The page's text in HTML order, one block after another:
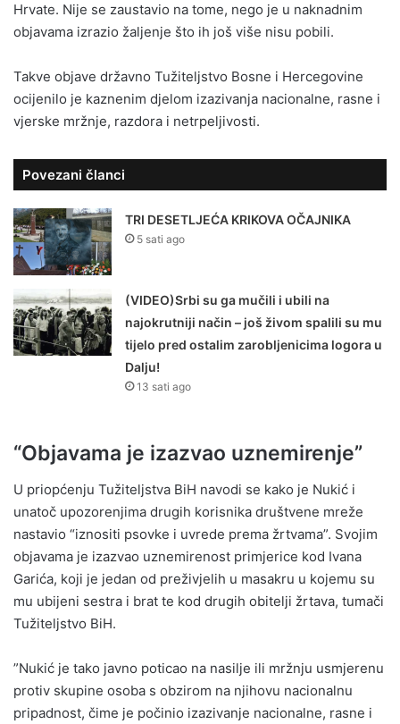
Hrvate. Nije se zaustavio na tome, nego je u naknadnim
objavama izrazio žaljenje što ih još više nisu pobili.
Takve objave državno Tužiteljstvo Bosne i Hercegovine
ocijenilo je kaznenim djelom izazivanja nacionalne, rasne i
vjerske mržnje, razdora i netrpeljivosti.
Povezani članci
TRI DESETLJEĆA KRIKOVA OČAJNIKA
5 sati ago
(VIDEO)Srbi su ga mučili i ubili na
najokrutniji način – još živom spalili su mu
tijelo pred ostalim zarobljenicima logora u
Dalju!
13 sati ago
“Objavama je izazvao uznemirenje”
U priopćenju Tužiteljstva BiH navodi se kako je Nukić i
unatoč upozorenjima drugih korisnika društvene mreže
nastavio “iznositi psovke i uvrede prema žrtvama”. Svojim
objavama je izazvao uznemirenost primjerice kod Ivana
Garića, koji je jedan od preživjelih u masakru u kojemu su
mu ubijeni sestra i brat te kod drugih obitelji žrtava, tumači
Tužiteljstvo BiH.
”Nukić je tako javno poticao na nasilje ili mržnju usmjerenu
protiv skupine osoba s obzirom na njihovu nacionalnu
pripadnost, čime je počinio izazivanje nacionalne, rasne i